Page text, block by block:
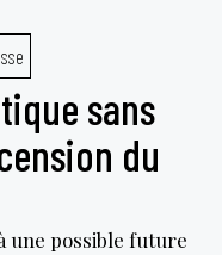
sans
du
une possible future